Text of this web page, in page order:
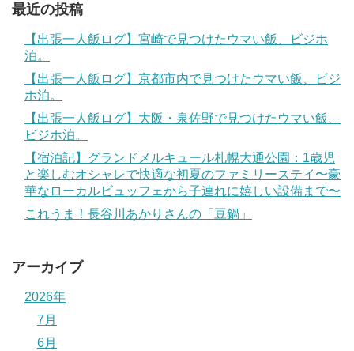
最近の投稿
【出張一人飯ログ】宮崎で見つけたウマい飯、ビジホ
泊。
【出張一人飯ログ】京都市内で見つけたウマい飯、ビジ
ホ泊。
【出張一人飯ログ】大阪・泉佐野で見つけたウマい飯、
ビジホ泊。
【宿泊記】グランドメルキュール札幌大通公園：1歳児
と楽しむオシャレで快適な初夏のファミリーステイ〜豪
華なローカルビュッフェから子連れに嬉しい設備まで〜
これうま！長谷川あかりさんの「豆鍋」
アーカイブ
2026年
7月
6月